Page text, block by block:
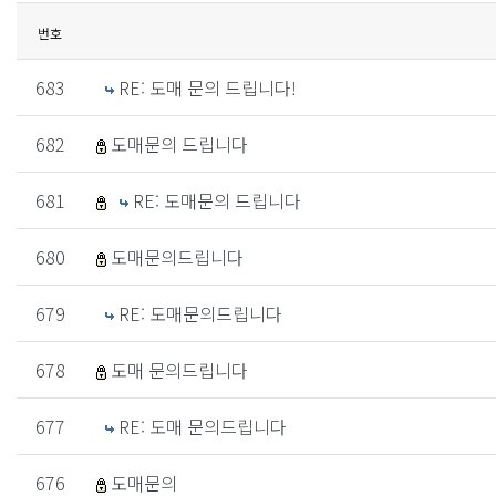
번호
683 RE: 도매 문의 드립니다!
682 도매문의 드립니다
681 RE: 도매문의 드립니다
680 도매문의드립니다
679 RE: 도매문의드립니다
678 도매 문의드립니다
677 RE: 도매 문의드립니다
676 도매문의